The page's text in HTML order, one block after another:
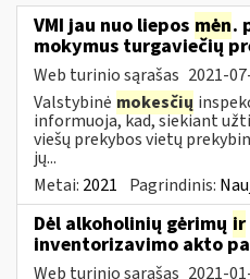
VMI jau nuo liepos mėn.
mokymus turgaviečių
Web turinio sąrašas 2021-
Valstybinė mokesčių
informuoja, kad, siekiant
viešų prekybos vietų
jų...
Metai: 2021 Pagrindinis:
Dėl alkoholinių gėrimų ir
inventorizavimo akto
Web turinio sąrašas 2021-